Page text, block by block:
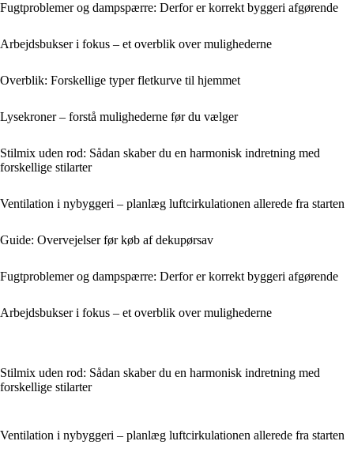
Fugtproblemer og dampspærre: Derfor er korrekt byggeri afgørende
Arbejdsbukser i fokus – et overblik over mulighederne
Overblik: Forskellige typer fletkurve til hjemmet
Lysekroner – forstå mulighederne før du vælger
Stilmix uden rod: Sådan skaber du en harmonisk indretning med
forskellige stilarter
Ventilation i nybyggeri – planlæg luftcirkulationen allerede fra starten
Guide: Overvejelser før køb af dekupørsav
Fugtproblemer og dampspærre: Derfor er korrekt byggeri afgørende
Arbejdsbukser i fokus – et overblik over mulighederne
Stilmix uden rod: Sådan skaber du en harmonisk indretning med
forskellige stilarter
Ventilation i nybyggeri – planlæg luftcirkulationen allerede fra starten